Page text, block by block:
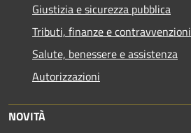
Giustizia e sicurezza pubblica
Tributi, finanze e contravvenzioni
Salute, benessere e assistenza
Autorizzazioni
NOVITÀ